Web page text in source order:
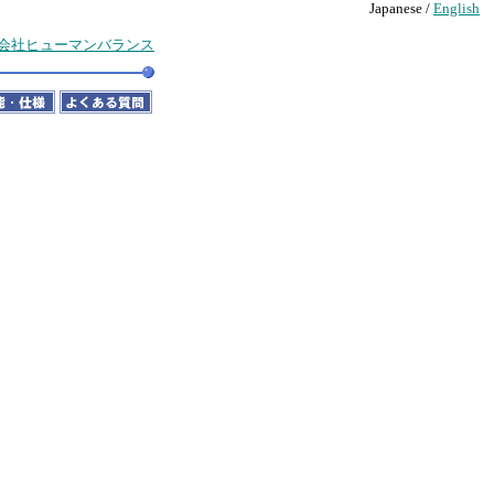
Japanese / English
社ヒューマンバランス